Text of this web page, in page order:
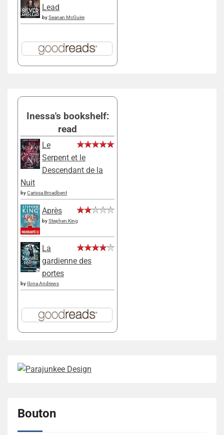
Lead
bySeanan McGuire
Inessa's bookshelf:
read
Le
Serpent et le
Descendant de la
Nuit
byCarissa Broadbent
Après
byStephen King
La
gardienne des
portes
by Ilona Andrews
Bouton